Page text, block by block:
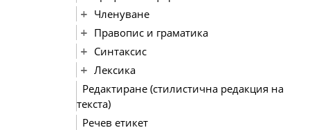
Членуване
Правопис и граматика
Синтаксис
Лексика
Редактиране (стилистична редакция на
текста)
Речев етикет